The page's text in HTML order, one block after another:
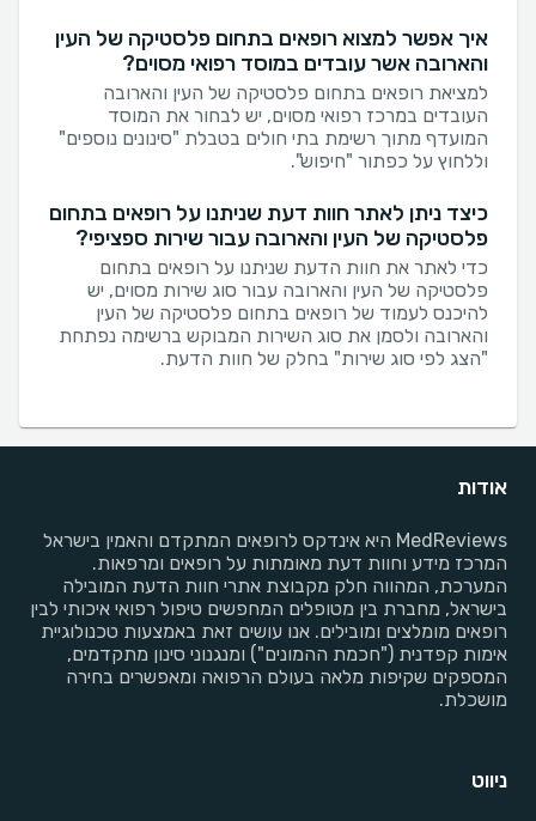
איך אפשר למצוא רופאים בתחום פלסטיקה של העין
והארובה אשר עובדים במוסד רפואי מסוים?
למציאת רופאים בתחום פלסטיקה של העין והארובה
העובדים במרכז רפואי מסוים, יש לבחור את המוסד
המועדף מתוך רשימת בתי חולים בטבלת "סינונים נוספים"
וללחוץ על כפתור "חיפוש".
כיצד ניתן לאתר חוות דעת שניתנו על רופאים בתחום
פלסטיקה של העין והארובה עבור שירות ספציפי?
כדי לאתר את חוות הדעת שניתנו על רופאים בתחום
פלסטיקה של העין והארובה עבור סוג שירות מסוים, יש
להיכנס לעמוד של רופאים בתחום פלסטיקה של העין
והארובה ולסמן את סוג השירות המבוקש ברשימה נפתחת
"הצג לפי סוג שירות" בחלק של חוות הדעת.
אודות
MedReviews היא אינדקס לרופאים המתקדם והאמין בישראל
המרכז מידע וחוות דעת מאומתות על רופאים ומרפאות.
המערכת, המהווה חלק מקבוצת אתרי חוות הדעת המובילה
בישראל, מחברת בין מטופלים המחפשים טיפול רפואי איכותי לבין
רופאים מומלצים ומובילים. אנו עושים זאת באמצעות טכנולוגיית
אימות קפדנית ("חכמת ההמונים") ומנגנוני סינון מתקדמים,
המספקים שקיפות מלאה בעולם הרפואה ומאפשרים בחירה
מושכלת.
ניווט